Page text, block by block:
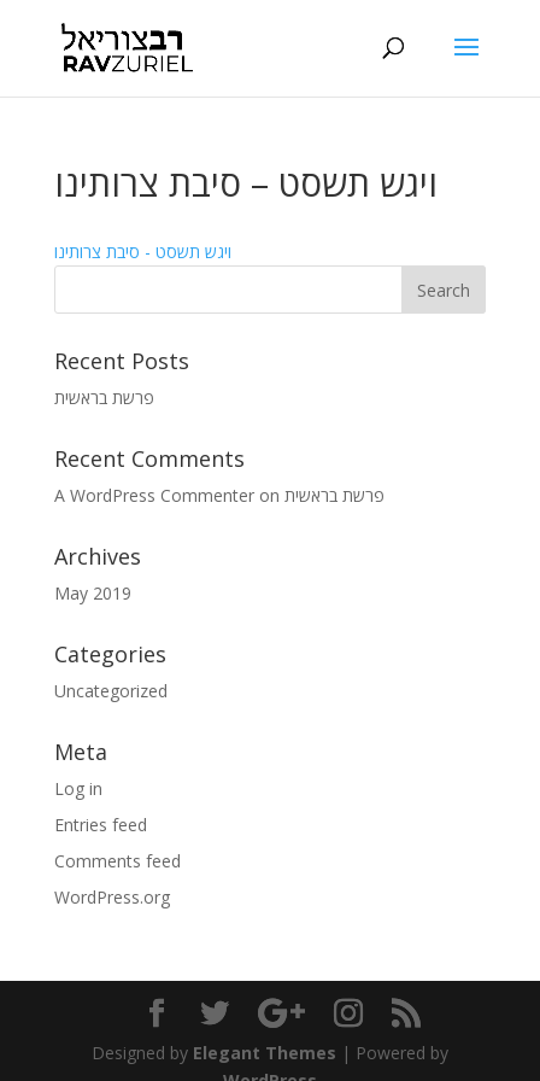
ויגש תשסט – סיבת צרותינו
ויגש תשסט - סיבת צרותינו
Recent Posts
פרשת בראשית
Recent Comments
A WordPress Commenteron פרשת בראשית
Archives
May 2019
Categories
Uncategorized
Meta
Log in
Entries feed
Comments feed
WordPress.org
Designed by Elegant Themes | Powered by